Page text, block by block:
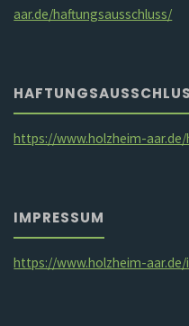
aar.de/haftungsausschluss/
https://www.holzheim-
IMPRESSUM
https://www.holzheim-